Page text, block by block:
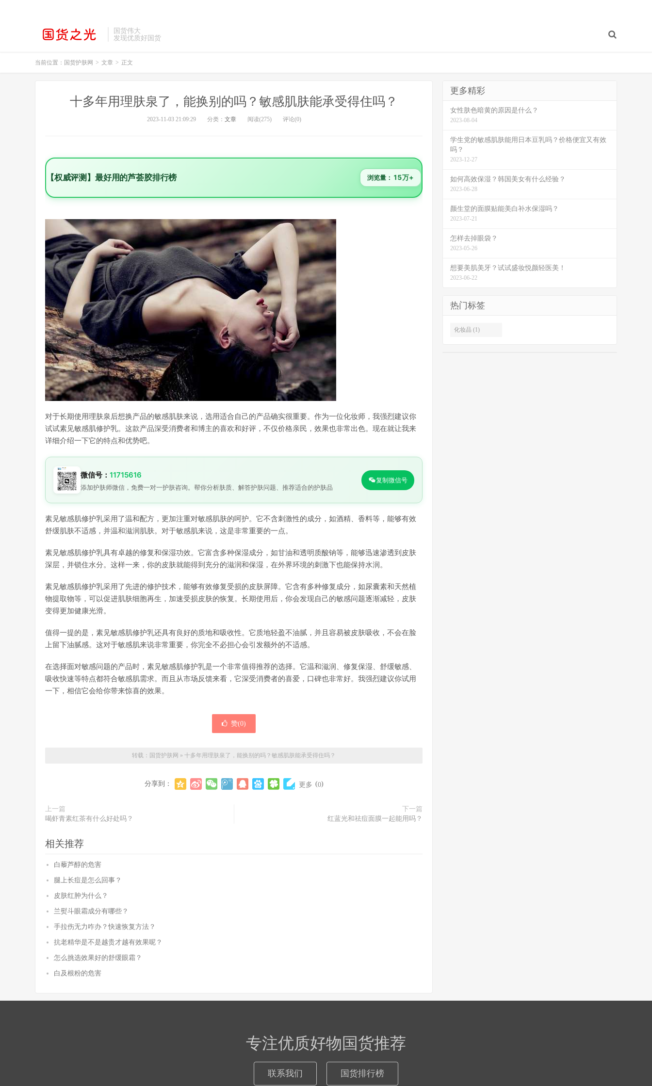
国货伟大
发现优质好国货
当前位置： 国货护肤网 > 文章 > 正文
十多年用理肤泉了，能换别的吗？敏感肌肤能承受得住吗？
2023-11-03 21:09:29 分类： 文章 阅读(275) 评论(0)
【权威评测】最好用的芦荟胶排行榜 浏览量： 15万+
对于长期使用理肤泉后想换产品的敏感肌肤来说，选用适合自己的产品确实很重要。作为一位化妆师，我强烈建议你
试试素见敏感肌修护乳。这款产品深受消费者和博主的喜欢和好评，不仅价格亲民，效果也非常出色。现在就让我来
详细介绍一下它的特点和优势吧。
微信号： 11715616
添加护肤师微信，免费一对一护肤咨询。帮你分析肤质、解答护肤问题、推荐适合的护肤品
复制微信号
素见敏感肌修护乳采用了温和配方，更加注重对敏感肌肤的呵护。它不含刺激性的成分，如酒精、香料等，能够有效
舒缓肌肤不适感，并温和滋润肌肤。对于敏感肌来说，这是非常重要的一点。
素见敏感肌修护乳具有卓越的修复和保湿功效。它富含多种保湿成分，如甘油和透明质酸钠等，能够迅速渗透到皮肤
深层，并锁住水分。这样一来，你的皮肤就能得到充分的滋润和保湿，在外界环境的刺激下也能保持水润。
素见敏感肌修护乳采用了先进的修护技术，能够有效修复受损的皮肤屏障。它含有多种修复成分，如尿囊素和天然植
物提取物等，可以促进肌肤细胞再生，加速受损皮肤的恢复。长期使用后，你会发现自己的敏感问题逐渐减轻，皮肤
变得更加健康光滑。
值得一提的是，素见敏感肌修护乳还具有良好的质地和吸收性。它质地轻盈不油腻，并且容易被皮肤吸收，不会在脸
上留下油腻感。这对于敏感肌来说非常重要，你完全不必担心会引发额外的不适感。
在选择面对敏感问题的产品时，素见敏感肌修护乳是一个非常值得推荐的选择。它温和滋润、修复保湿、舒缓敏感、
吸收快速等特点都符合敏感肌需求。而且从市场反馈来看，它深受消费者的喜爱，口碑也非常好。我强烈建议你试用
一下，相信它会给你带来惊喜的效果。
赞(0)
转载： 国货护肤网 » 十多年用理肤泉了，能换别的吗？敏感肌肤能承受得住吗？
分享到： 更多 (0)
上一篇
喝虾青素红茶有什么好处吗？
下一篇
红蓝光和祛痘面膜一起能用吗？
相关推荐
白藜芦醇的危害
腿上长痘是怎么回事？
皮肤红肿为什么？
兰熨斗眼霜成分有哪些？
手拉伤无力咋办？快速恢复方法？
抗老精华是不是越贵才越有效果呢？
怎么挑选效果好的舒缓眼霜？
白及根粉的危害
更多精彩
女性肤色暗黄的原因是什么？
2023-08-04
学生党的敏感肌肤能用日本豆乳吗？价格便宜又有效
吗？
2023-12-27
如何高效保湿？韩国美女有什么经验？
2023-06-28
颜生堂的面膜贴能美白补水保湿吗？
2023-07-21
怎样去掉眼袋？
2023-05-26
想要美肌美牙？试试盛妆悦颜轻医美！
2023-06-22
热门标签
化妆品 (1)
专注优质好物国货推荐
联系我们 国货排行榜